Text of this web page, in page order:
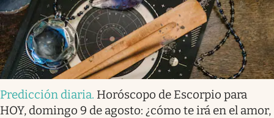
Predicción diaria. Horóscopo de Escorpio para
HOY, domingo 9 de agosto: ¿cómo te irá en el amor,